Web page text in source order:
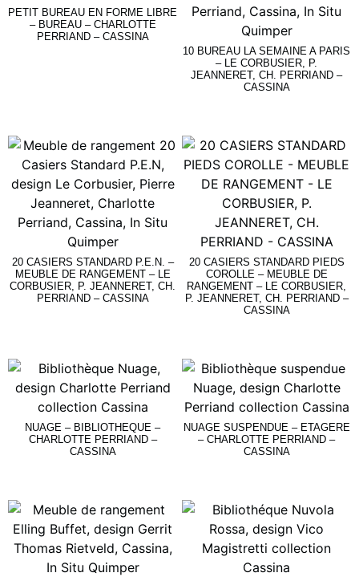
PETIT BUREAU EN FORME LIBRE
– BUREAU – CHARLOTTE
PERRIAND – CASSINA
10 BUREAU LA SEMAINE A PARIS
– LE CORBUSIER, P.
JEANNERET, CH. PERRIAND –
CASSINA
20 CASIERS STANDARD P.E.N. –
MEUBLE DE RANGEMENT – LE
CORBUSIER, P. JEANNERET, CH.
PERRIAND – CASSINA
20 CASIERS STANDARD PIEDS
COROLLE – MEUBLE DE
RANGEMENT – LE CORBUSIER,
P. JEANNERET, CH. PERRIAND –
CASSINA
NUAGE – BIBLIOTHEQUE –
CHARLOTTE PERRIAND –
CASSINA
NUAGE SUSPENDUE – ETAGERE
– CHARLOTTE PERRIAND –
CASSINA